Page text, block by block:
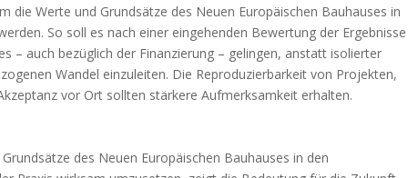
die Werte und Grundsätze des Neuen Europäischen Bauhauses in
So soll es nach einer eingehenden Bewertung der Ergebnisse
– auch bezüglich der Finanzierung – gelingen, anstatt isolierter
Wandel einzuleiten. Die Reproduzierbarkeit von Projekten,
vor Ort sollten stärkere Aufmerksamkeit erhalten.
des Neuen Europäischen Bauhauses in den